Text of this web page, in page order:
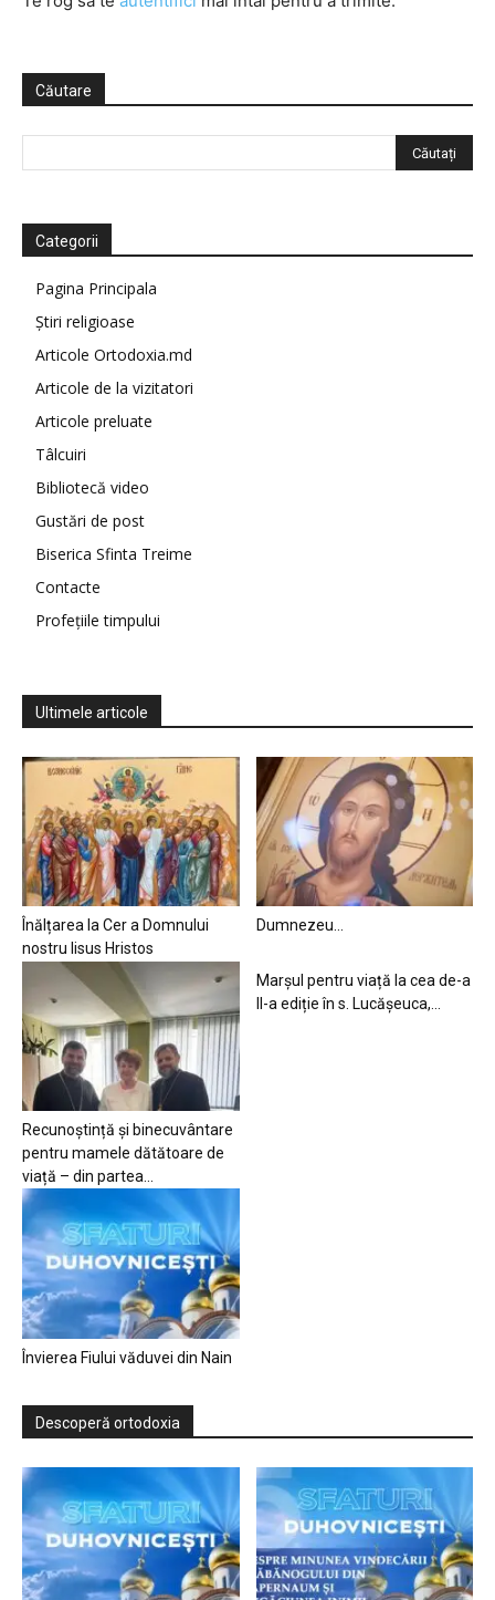
Căutare
Categorii
Pagina Principala
Știri religioase
Articole Ortodoxia.md
Articole de la vizitatori
Articole preluate
Tâlcuiri
Bibliotecă video
Gustări de post
Biserica Sfinta Treime
Contacte
Profețiile timpului
Ultimele articole
Înălțarea la Cer a Domnului
nostru Iisus Hristos
Dumnezeu…
Recunoștință și binecuvântare
pentru mamele dătătoare de
viață – din partea...
Marșul pentru viață la cea de-a
II-a ediție în s. Lucășeuca,...
Învierea Fiului văduvei din Nain
Descoperă ortodoxia